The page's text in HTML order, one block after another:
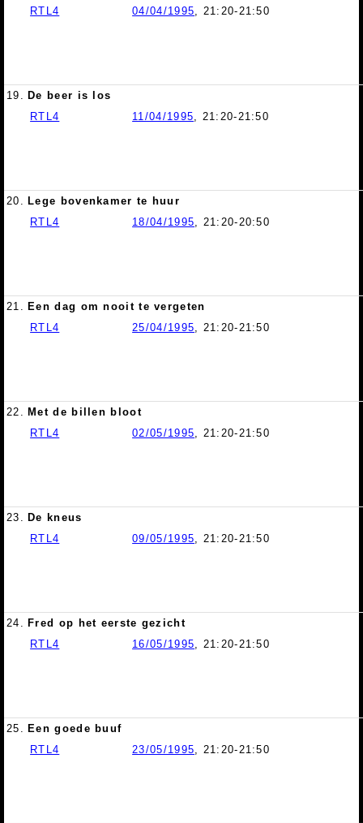
RTL4 04/04/1995, 21:20-21:50
19. De beer is los
RTL4
11/04/1995, 21:20-21:50
20. Lege bovenkamer te huur
RTL4
18/04/1995, 21:20-20:50
21. Een dag om nooit te vergeten
RTL4
25/04/1995, 21:20-21:50
22. Met de billen bloot
RTL4
02/05/1995, 21:20-21:50
23. De kneus
RTL4
09/05/1995, 21:20-21:50
24. Fred op het eerste gezicht
RTL4
16/05/1995, 21:20-21:50
25. Een goede buuf
RTL4
23/05/1995, 21:20-21:50